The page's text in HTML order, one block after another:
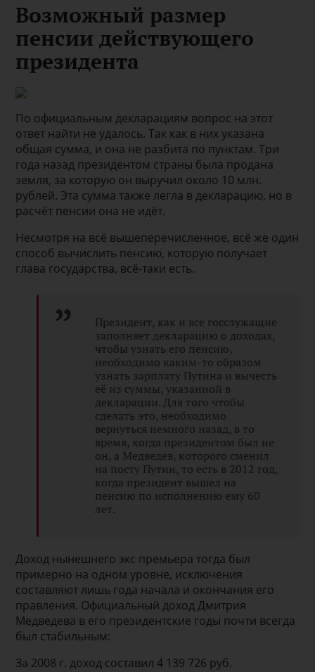
Возможный размер
пенсии действующего
президента
По официальным декларациям вопрос на этот
ответ найти не удалось. Так как в них указана
общая сумма, и она не разбита по пунктам. Три
года назад президентом страны была продана
земля, за которую он выручил около 10 млн.
рублей. Эта сумма также легла в декларацию, но в
расчёт пенсии она не идёт.
Несмотря на всё вышеперечисленное, всё же один
способ вычислить пенсию, которую получает
глава государства, всё-таки есть.
Президент, как и все госслужащие
заполняет декларацию о доходах,
чтобы узнать его пенсию,
необходимо каким-то образом
узнать зарплату Путина и вычесть
её из суммы, указанной в
декларации. Для того чтобы
сделать это, необходимо
вернуться немного назад, в то
время, когда президентом был не
он, а Медведев, которого сменил
на посту Путин, то есть в 2012 год,
когда президент вышел на
пенсию по исполнению ему 60
лет.
Доход нынешнего экс премьера тогда был
примерно на одном уровне, исключения
составляют лишь года начала и окончания его
правления. Официальный доход Дмитрия
Медведева в его президентские годы почти всегда
был стабильным:
За 2008 г. доход составил 4 139 726 руб.